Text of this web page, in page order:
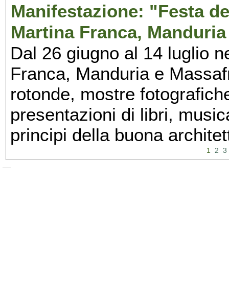
Manifestazione: "Festa
Martina Franca,
Dal 26 giugno al 14 luglio
Franca, Manduria e
rotonde, mostre
presentazioni di libri,
principi della buona
1 2 3